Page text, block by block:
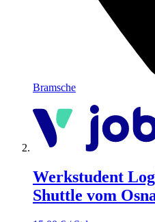
Bramsche
Werkstudent
Shuttle vom